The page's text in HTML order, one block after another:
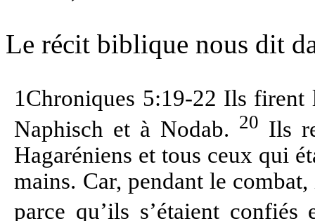
Le récit biblique nous dit
1Chroniques 5:19-22 Ils firent
Naphisch et à Nodab. 20 Ils
Hagaréniens et tous ceux qui
mains. Car, pendant le
parce qu’ils s’étaient